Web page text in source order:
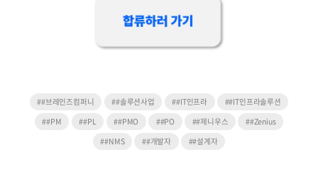
##브레인즈컴퍼니 ##솔루션사업 ##IT인프라
##IT인프라솔루션
##PM
##PL ##PMO ##PO ##제니우스
##Zenius
##NMS
##개발자 ##설계자